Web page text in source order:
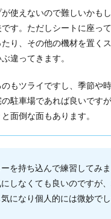
使えないので難しいかもし
す。ただしシートに座っ
り、その他の機材を置く
違ってきます。
もツライですし、季節や
駐車場であれば良いです
面倒な面もあります。
を持ち込んで練習してみ
しなくても良いのですが
になり個人的には微妙で